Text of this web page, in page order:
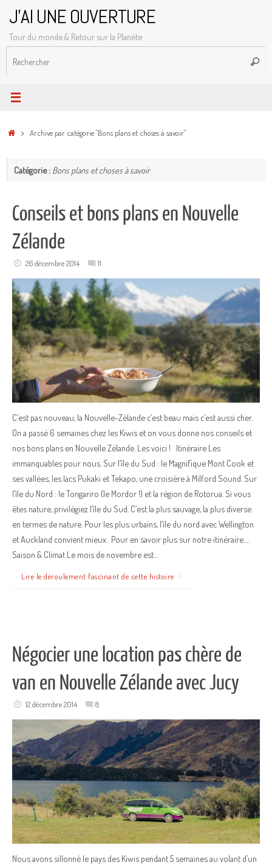
contenu
J'AI UNE OUVERTURE
Tour du monde & Retour sur la Planète
AccueilArchive par catégorie "Bons plans et choses à savoir"
Catégorie : Bons plans et choses à savoir
Conseils et bons plans en Nouvelle
Zélande
26 décembre 2014 11
C’est pas nouveau, la Nouvelle-Zélande c’est beau mais c’est aussi cher.
On a passé 6 semaines chez les Kiwis et on vous donne nos conseils et
nos bons plans en Nouvelle Zélande. Les voici ! Itinéraire Les
immanquables pour nous. Sur l’île du Sud : le Magnifique Mont Cook et
ses vallées, les lacs Pukaki et Tekapo, une croisière à Milford Sound. Sur
l’île du Nord : le Tongariro (le Mordor !) et la région de Rotorua. Si vous
êtes nature, privilégiez l’île du Sud. C’est la plus sauvage, la plus diverse
en termes de nature. Pour les plus urbains, l’île du nord avec Wellington
et Auckland convient mieux. Pour en savoir plus sur notre itinéraire….
Saison & Climat Le mois de novembre est…
Lire le déroulement fascinant de cette histoire
Négocier une location pas chère de
van en Nouvelle Zélande avec Jucy
12 décembre 2014 8
Nous avons sillonné le pays des Kiwis pendant 5 semaines au volant d’un